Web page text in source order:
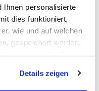
Ihnen personalisierte
dies funktioniert,
wie und auf welchen
gespeichert werden.
der Webseite auf jeden
für Analyse- oder
Details zeigen